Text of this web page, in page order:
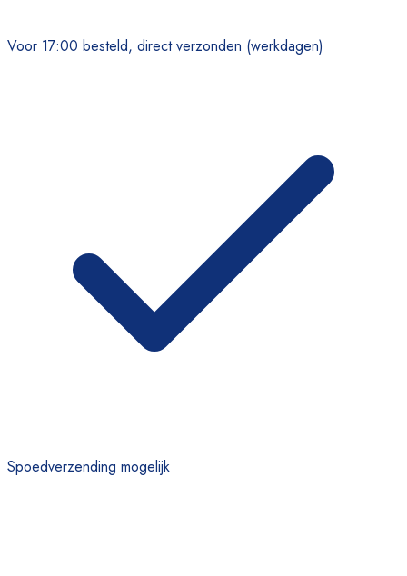
Voor 17:00 besteld, direct verzonden (werkdagen)
Spoedverzending mogelijk